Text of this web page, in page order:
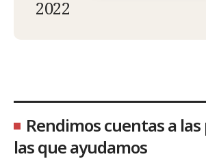
2022
Rendimos cuentas a
las que ayudamos